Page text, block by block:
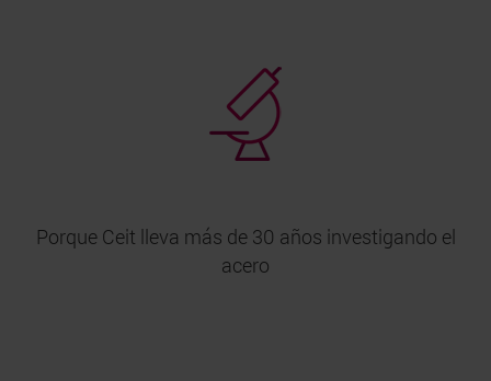
Porque Ceit lleva más de 30 años investigando el
acero